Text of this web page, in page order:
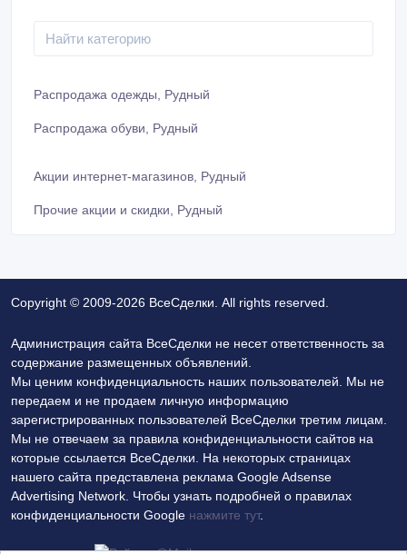
Распродажа одежды, Рудный
Распродажа обуви, Рудный
Акции интернет-магазинов, Рудный
Прочие акции и скидки, Рудный
Copyright © 2009-2026 ВсеСделки. All rights reserved.
Администрация сайта ВсеСделки не несет ответственность за
содержание размещенных объявлений.
Мы ценим конфиденциальность наших пользователей. Мы не
передаем и не продаем личную информацию
зарегистрированных пользователей ВсеСделки третим лицам.
Мы не отвечаем за правила конфиденциальности сайтов на
которые ссылается ВсеСделки. На некоторых страницах
нашего сайта представлена реклама Google Adsense
Advertising Network. Чтобы узнать подробней о правилах
конфиденциальности Google нажмите тут.